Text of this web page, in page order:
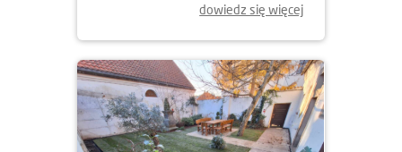
dowiedz się więcej